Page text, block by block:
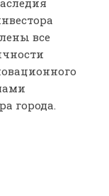
все
города.